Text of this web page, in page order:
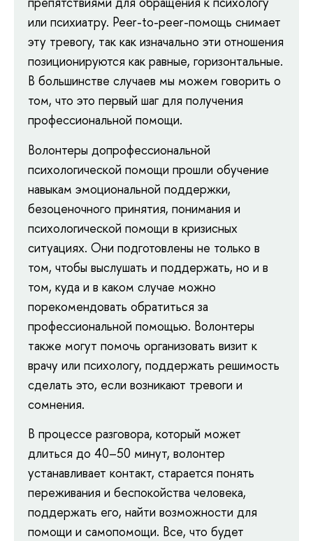
или психиатру. Peer-to-peer-помощь снимает
эту тревогу, так как изначально эти отношения
позиционируются как равные, горизонтальные.
В большинстве случаев мы можем говорить о
том, что это первый шаг для получения
профессиональной помощи.
Волонтеры допрофессиональной
психологической помощи прошли обучение
навыкам эмоциональной поддержки,
безоценочного принятия, понимания и
психологической помощи в кризисных
ситуациях. Они подготовлены не только в
том, чтобы выслушать и поддержать, но и в
том, куда и в каком случае можно
порекомендовать обратиться за
профессиональной помощью. Волонтеры
также могут помочь организовать визит к
врачу или психологу, поддержать решимость
сделать это, если возникают тревоги и
сомнения.
В процессе разговора, который может
длиться до 40–50 минут, волонтер
устанавливает контакт, старается понять
переживания и беспокойства человека,
поддержать его, найти возможности для
помощи и самопомощи. Все, что будет